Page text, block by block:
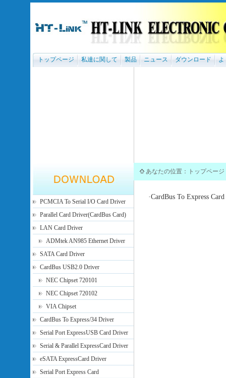
トップページ 私達に関して 製品 ニュース ダウンロード
PCMCIA To Serial I/O Card Driver
Parallel Card Driver(CardBus Card)
LAN Card Driver
ADMtek AN985 Ethernet Driver
SATA Card Driver
CardBus USB2.0 Driver
NEC Chipset 720101
NEC Chipset 720102
VIA Chipset
CardBus To Express/34 Driver
Serial Port ExpressUSB Card Driver
Serial & Parallel ExpressCard Driver
eSATA ExpressCard Driver
Serial Port Express Card
あなたの位置： トップページ
·CardBus To Express